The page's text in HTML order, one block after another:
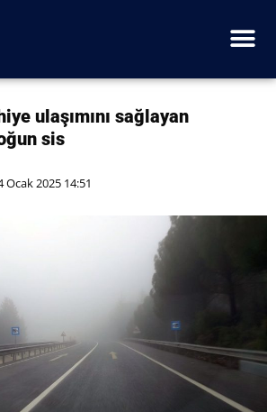
ulaşımını sağlayan
sis
Ocak 2025 14:51